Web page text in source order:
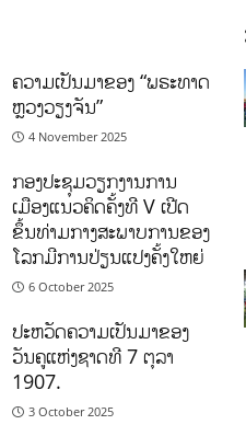
ຄວາມເປັນມາຂອງ “ພຣະທາດ
ຫຼວງວຽງຈັນ”
4 November 2025
ກອງປະຊຸມວຽກງານການ
ເມືອງແນວຄິດຄັ້ງທີ V ເປີດ
ຂຶ້ນທ່າມກາງສະພາບການຂອງ
ໂລກມີການປ່ຽນແປງຄັ້ງໃຫຍ່
6 October 2025
ປະຫວັດຄວາມເປັນມາຂອງ
ວັນຄູແຫ່ງຊາດທີ 7 ຕຸລາ
1907.
3 October 2025